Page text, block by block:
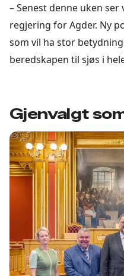
– Senest denne uken
regjering for Agder. Ny
som vil ha stor
beredskapen til sjøs i
Gjenvalgt